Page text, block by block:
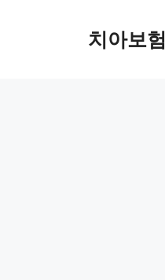
치아보험